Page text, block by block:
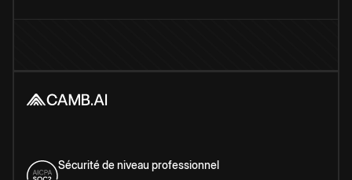
Sécurité de niveau professionnel